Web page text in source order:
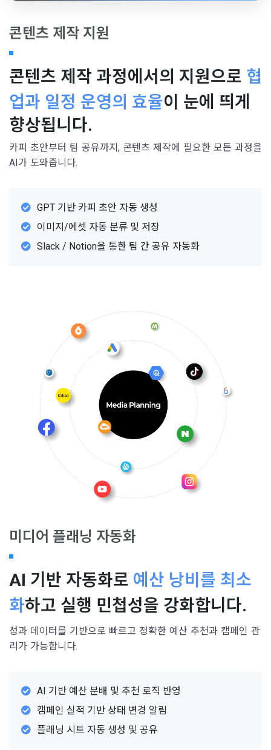
콘텐츠 제작 지원
콘텐츠 제작 과정에서의 지원으로 협
업과 일정 운영의 효율이 눈에 띄게
향상됩니다.
카피 초안부터 팀 공유까지, 콘텐츠 제작에 필요한 모든 과정을
AI가 도와줍니다.
GPT 기반 카피 초안 자동 생성
이미지/에셋 자동 분류 및 저장
Slack / Notion을 통한 팀 간 공유 자동화
미디어 플래닝 자동화
AI 기반 자동화로 예산 낭비를 최소
화하고 실행 민첩성을 강화합니다.
성과 데이터를 기반으로 빠르고 정확한 예산 추천과 캠페인 관
리가 가능합니다.
AI 기반 예산 분배 및 추천 로직 반영
캠페인 실적 기반 상태 변경 알림
플래닝 시트 자동 생성 및 공유